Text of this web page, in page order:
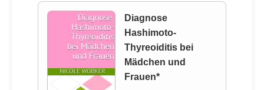
Diagnose
Hashimoto-
Thyreoiditis bei
Mädchen und
Frauen*